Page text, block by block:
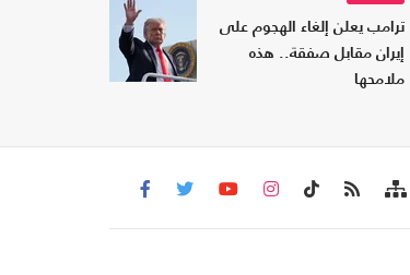
ترامب يعلن إلغاء الهجوم على
إيران مقابل صفقة.. هذه
ملامحها